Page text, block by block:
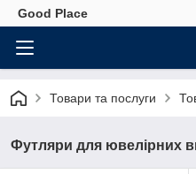
Good Place
Товари та послуги
Футляри для ювелірних